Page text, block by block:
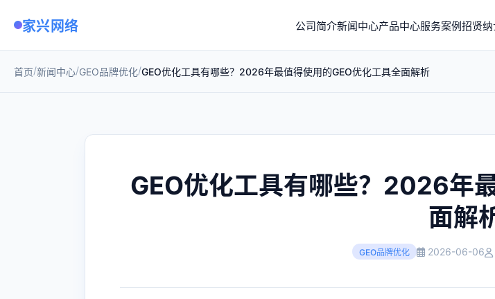
家兴网络 公司简介新闻中心产品中心服务案例招贤纳
首页/新闻中心/GEO品牌优化/GEO优化工具有哪些？2026年最值得使用的GEO优化工具全面解析
GEO优化工具有哪些？2026年
面解
GEO品牌优化 2026-06-06